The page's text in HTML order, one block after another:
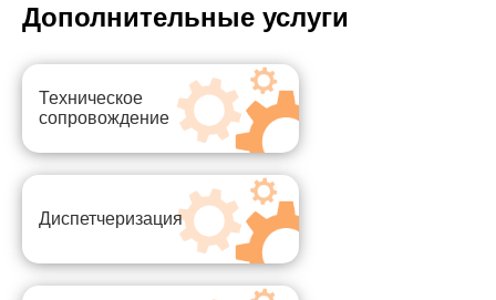
Дополнительные услуги
Техническое
сопровождение
Диспетчеризация